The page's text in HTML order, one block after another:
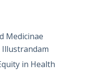
Medicinae
in Health